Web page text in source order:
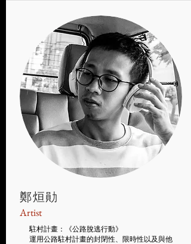
​鄭烜勛
Artist
駐村計畫：《公路脫逃行動》
運用公路駐村計畫的封閉性、限時性以及與他